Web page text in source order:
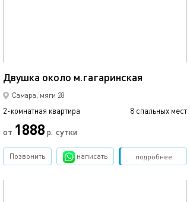
Двушка около м.гагаринская
Самара, мяги 28
2-комнатная квартира 8 спальных мест
от 1888 р. сутки
подробнее
Позвонить написать Забронировать